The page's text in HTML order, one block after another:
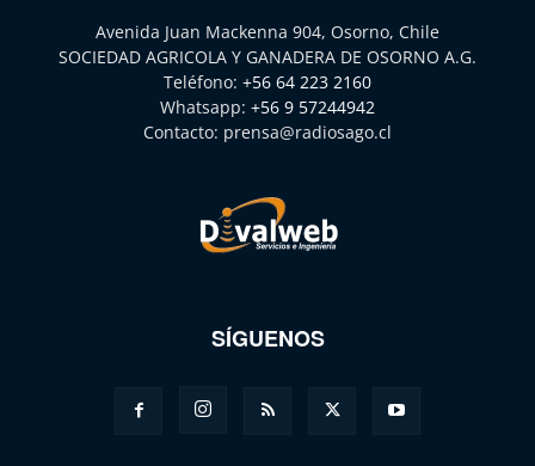
Avenida Juan Mackenna 904, Osorno, Chile
SOCIEDAD AGRICOLA Y GANADERA DE OSORNO A.G.
Teléfono: +56 64 223 2160
Whatsapp: +56 9 57244942
Contacto: prensa@radiosago.cl
SÍGUENOS